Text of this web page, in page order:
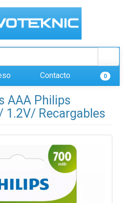
Contacto 0
AAA Philips
1.2V/ Recargables